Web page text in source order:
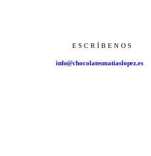
ESCRÍBENOS
info@chocolatesmatiaslopez.es